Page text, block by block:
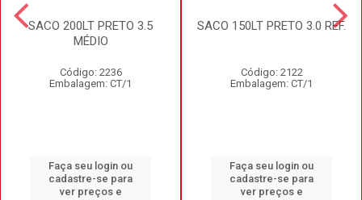
SACO 200LT PRETO 3.5
MÉDIO
Código: 2236
Embalagem: CT/1
Faça seu login ou
cadastre-se para
ver preços e
SACO 150LT PRETO 3.0 REF.
Código: 2122
Embalagem: CT/1
Faça seu login ou
cadastre-se para
ver preços e